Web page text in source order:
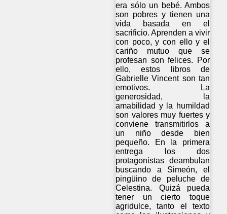
era sólo un bebé. Ambos
son pobres y tienen una
vida basada en el
sacrificio. Aprenden a vivir
con poco, y con ello y el
cariño mutuo que se
profesan son felices. Por
ello, estos libros de
Gabrielle Vincent son tan
emotivos. La
generosidad, la
amabilidad y la humildad
son valores muy fuertes y
conviene transmitirlos a
un niño desde bien
pequeño. En la primera
entrega los dos
protagonistas deambulan
buscando a Simeón, el
pingüino de peluche de
Celestina. Quizá pueda
tener un cierto toque
agridulce, tanto el texto